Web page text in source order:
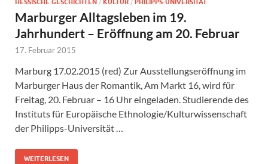
HESSISCHE GESCHICHTEN KULTUR PHILIPPS-UNIVERSITÄT
Marburger Alltagsleben im 19.
Jahrhundert – Eröffnung am 20. Februar
17. Februar 2015
Marburg 17.02.2015 (red) Zur Ausstellungseröffnung im
Marburger Haus der Romantik, Am Markt 16, wird für
Freitag, 20. Februar – 16 Uhr eingeladen. Studierende des
Instituts für Europäische Ethnologie/Kulturwissenschaft
der Philipps-Universität …
WEITERLESEN